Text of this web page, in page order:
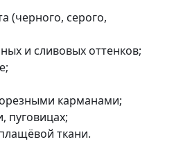
(черного, серого,
и сливовых оттенков;
карманами;
пуговицах;
ткани.